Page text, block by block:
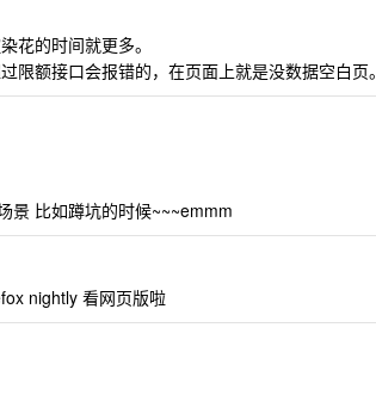
花的时间就更多。
限额接口会报错的，在页面上就是没数据空白页。
景 比如蹲坑的时候~~~emmm
nightly 看网页版啦